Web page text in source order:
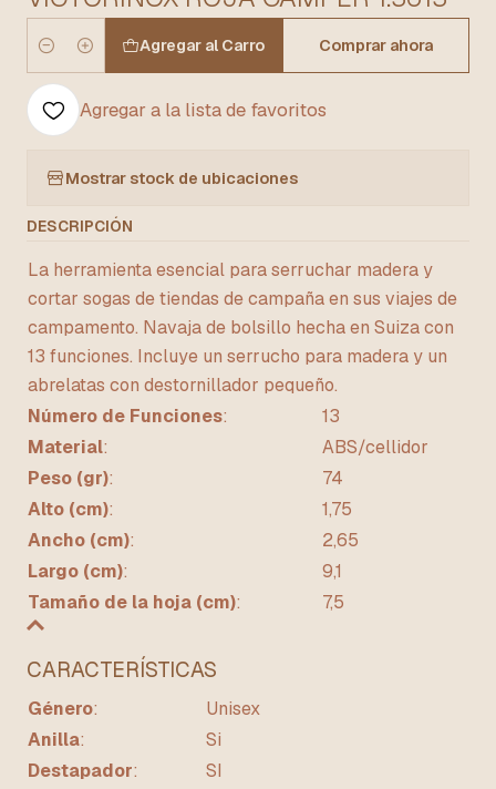
Cantidad
Agregar al Carro Comprar ahora
Agregar a la lista de favoritos
Mostrar stock de ubicaciones
DESCRIPCIÓN
La herramienta esencial para serruchar madera y
cortar sogas de tiendas de campaña en sus viajes de
campamento. Navaja de bolsillo hecha en Suiza con
13 funciones. Incluye un serrucho para madera y un
abrelatas con destornillador pequeño.
Número de Funciones:
13
Material:
ABS/cellidor
Peso (gr):
74
Alto (cm):
1,75
Ancho (cm):
2,65
Largo (cm):
9,1
Tamaño de la hoja (cm): 7,5
CARACTERÍSTICAS
Género:
Unisex
Anilla:
Si
Destapador:
SI